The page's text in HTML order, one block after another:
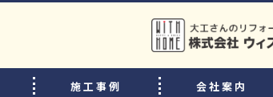
施工事例 会社案内